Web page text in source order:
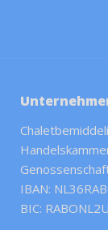
IBAN:
BIC: RABONL2U